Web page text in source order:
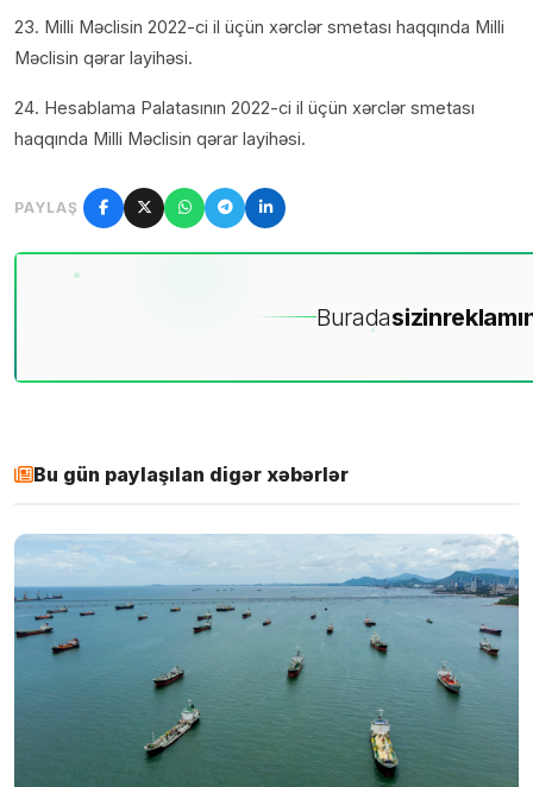
23. Milli Məclisin 2022-ci il üçün xərclər smetası haqqında Milli
Məclisin qərar layihəsi.
24. Hesablama Palatasının 2022-ci il üçün xərclər smetası
haqqında Milli Məclisin qərar layihəsi.
PAYLAŞ
Buradasizin
Bu gün paylaşılan digər xəbərlər